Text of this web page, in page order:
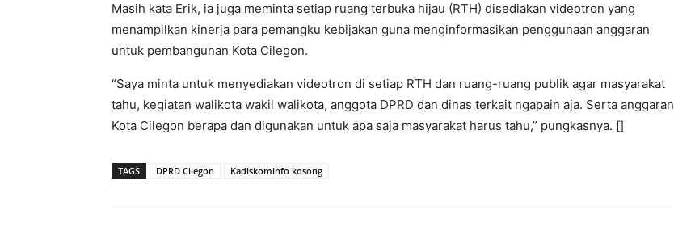
Masih kata Erik, ia juga meminta setiap ruang terbuka hijau (RTH) disediakan videotron yang
menampilkan kinerja para pemangku kebijakan guna menginformasikan penggunaan anggaran
untuk pembangunan Kota Cilegon.
“Saya minta untuk menyediakan videotron di setiap RTH dan ruang-ruang publik agar masyarakat
tahu, kegiatan walikota wakil walikota, anggota DPRD dan dinas terkait ngapain aja. Serta anggaran
Kota Cilegon berapa dan digunakan untuk apa saja masyarakat harus tahu,” pungkasnya. []
TAGS DPRD Cilegon Kadiskominfo kosong